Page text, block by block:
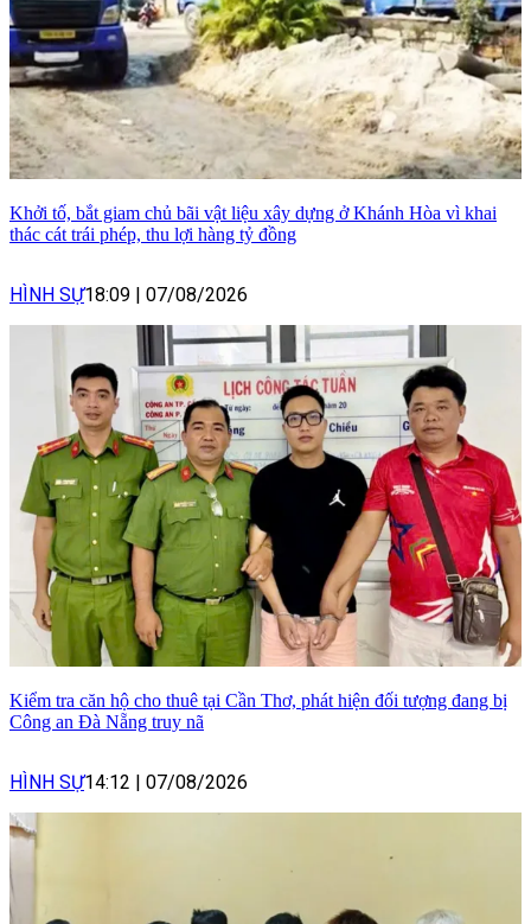
Khởi tố, bắt giam chủ bãi vật liệu xây dựng ở Khánh Hòa vì khai
thác cát trái phép, thu lợi hàng tỷ đồng
HÌNH SỰ18:09 07/08/2026
Kiểm tra căn hộ cho thuê tại Cần Thơ, phát hiện đối tượng đang bị
Công an Đà Nẵng truy nã
HÌNH SỰ14:12 07/08/2026